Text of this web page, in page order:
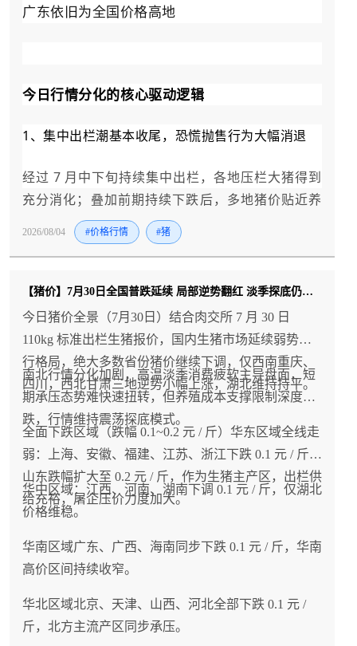
广东依旧为全国价格高地
今日行情分化的核心驱动逻辑
1、集中出栏潮基本收尾，恐慌抛售行为大幅消退
经过 7 月中下旬持续集中出栏，各地压栏大猪得到
充分消化；叠加前期持续下跌后，多地猪价贴近养
殖盈亏平衡线，散户不愿在低位大量清栏，市场流
通生猪供给不再持续放量，奠定止跌筑底基础。
2、高温淡季持续压制终端消费，难以形成大范围普
涨行情
全国大范围高温天气延续，居民生鲜采购、夜市餐
饮、熟食加工需求整体偏弱，屠宰企业白条出库速
度平缓，冻品库存维持一定水平。终端需求没有全
面回暖，多数屠宰企业缺少主动高价抢猪动力，仅
局部货源偏紧区域出现小幅上涨，无法带动全国普
涨。
3、区域出栏节奏差异造成行情分化
上涨区域：黑龙江养殖户错峰出栏、压栏观望，市
场可售肥猪偏少；下跌区域：山西、西北部分养殖
持平区域：绝大多数省份养殖户均衡错峰出栏，供
给与终端消费双向平衡，无集中出栏、大规模抢猪
2026/08/04 #价格行情 #猪
【猪价】7月30日全国普跌延续 局部逆势翻红 淡季探底仍在持续
今日猪价全景（7月30日）结合肉交所 7 月 30 日
110kg 标准出栏生猪报价，国内生猪市场延续弱势下
行格局，绝大多数省份猪价继续下调，仅西南重庆、
四川，西北甘肃三地逆势小幅上涨，湖北维持持平。
南北行情分化加剧，高温淡季消费疲软主导盘面，短
期承压态势难快速扭转，但养殖成本支撑限制深度下
跌，行情维持震荡探底模式。
全面下跌区域（跌幅 0.1~0.2 元 / 斤）华东区域全线走
弱：上海、安徽、福建、江苏、浙江下跌 0.1 元 / 斤；
山东跌幅扩大至 0.2 元 / 斤，作为生猪主产区，出栏供
给充裕，屠企压价力度加大。
华中区域：江西、河南、湖南下调 0.1 元 / 斤，仅湖北
价格维稳。
华南区域广东、广西、海南同步下跌 0.1 元 / 斤，华南
高价区间持续收窄。
华北区域北京、天津、山西、河北全部下跌 0.1 元 /
斤，北方主流产区同步承压。